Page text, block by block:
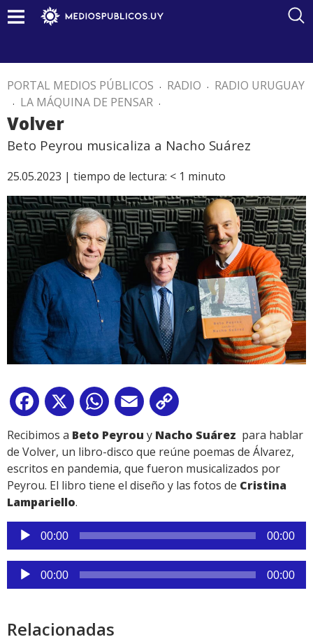
PORTAL MEDIOS PÚBLICOS . RADIO . RADIO URUGUAY
. LA MÁQUINA DE PENSAR .
Volver
Beto Peyrou musicaliza a Nacho Suárez
25.05.2023 | tiempo de lectura: < 1 minuto
Facebook
X WhatsApp
Email
Link
Recibimos a Beto Peyrou y Nacho Suárez para hablar
de Volver, un libro-disco que reúne poemas de Álvarez,
escritos en pandemia, que fueron musicalizados por
Peyrou. El libro tiene el diseño y las fotos de Cristina
Lampariello.
Reproductor
de
audio
00:00 00:00
Reproductor
de
00:00 00:00
Relacionadas